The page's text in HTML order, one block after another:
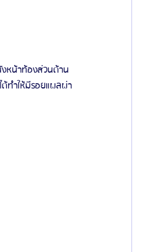
หน้าท้องส่วนด้าน
ทำให้มีรอยแผลผ่า